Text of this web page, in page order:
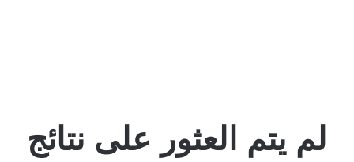
لم يتم العثور على نتائج